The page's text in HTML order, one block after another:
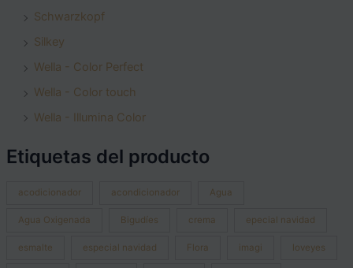
Schwarzkopf
Silkey
Wella - Color Perfect
Wella - Color touch
Wella - Illumina Color
Etiquetas del producto
acodicionador acondicionador Agua
Agua Oxigenada Bigudíes crema epecial navidad
esmalte especial navidad Flora imagi loveyes